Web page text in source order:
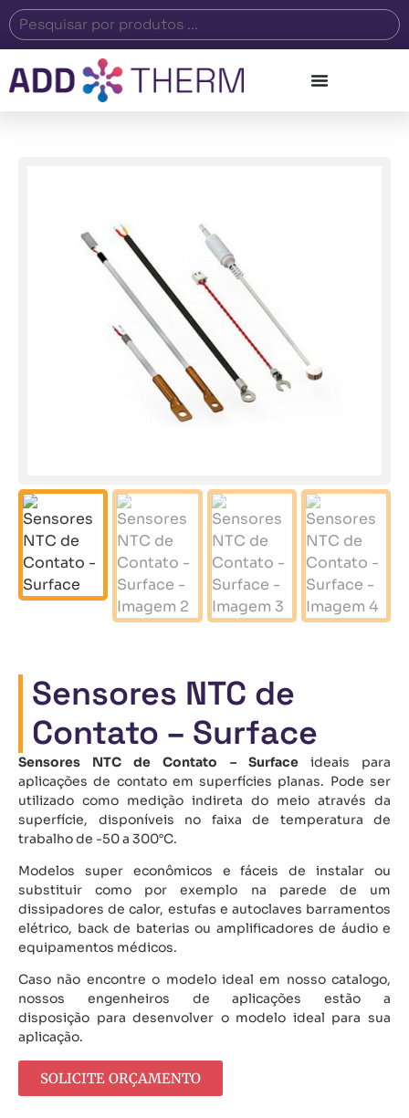
Sensores NTC de
Contato – Surface
Sensores NTC de Contato – Surfaceideais para
aplicações de contato em superfícies planas. Pode ser
utilizado como medição indireta do meio através da
superfície, disponíveis no faixa de temperatura de
trabalho de -50 a 300°C.
Modelos super econômicos e fáceis de instalar ou
substituir como por exemplo na parede de um
dissipadores de calor, estufas e autoclaves barramentos
elétrico, back de baterias ou amplificadores de áudio e
equipamentos médicos.
Caso não encontre o modelo ideal em nosso catalogo,
nossos engenheiros de aplicações estão a
disposição para desenvolver o modelo ideal para sua
aplicação.
SOLICITE ORÇAMENTO